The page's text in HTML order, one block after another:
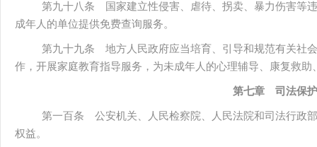
第九十八条 国家建立性侵害、虐待、拐卖、暴力伤害等
成年人的单位提供免费查询服务。
第九十九条 地方人民政府应当培育、引导和规范有关社
作，开展家庭教育指导服务，为未成年人的心理辅导、康复救
第七章 司法保
第一百条 公安机关、人民检察院、人民法院和司法行政
权益。